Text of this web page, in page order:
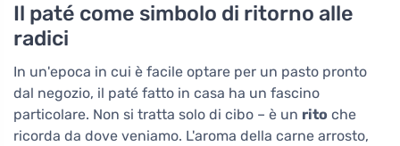
Il paté come simbolo di ritorno alle
radici
In un'epoca in cui è facile optare per un pasto pronto
dal negozio, il paté fatto in casa ha un fascino
particolare. Non si tratta solo di cibo – è un rito che
ricorda da dove veniamo. L'aroma della carne arrosto,